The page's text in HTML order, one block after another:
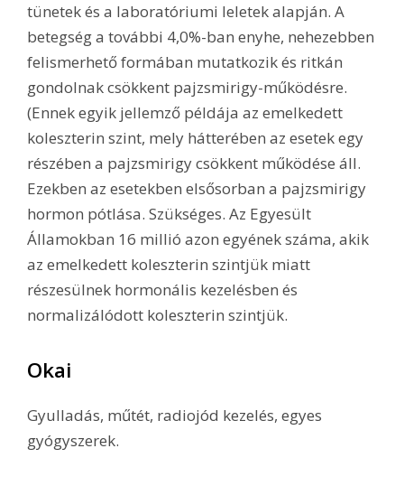
tünetek és a laboratóriumi leletek alapján. A
betegség a további 4,0%-ban enyhe, nehezebben
felismerhető formában mutatkozik és ritkán
gondolnak csökkent pajzsmirigy-működésre.
(Ennek egyik jellemző példája az emelkedett
koleszterin szint, mely hátterében az esetek egy
részében a pajzsmirigy csökkent működése áll.
Ezekben az esetekben elsősorban a pajzsmirigy
hormon pótlása. Szükséges. Az Egyesült
Államokban 16 millió azon egyének száma, akik
az emelkedett koleszterin szintjük miatt
részesülnek hormonális kezelésben és
normalizálódott koleszterin szintjük.
Okai
Gyulladás, műtét, radiojód kezelés, egyes
gyógyszerek.